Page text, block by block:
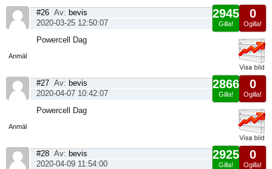
Anmäl
0
Ogilla!
2945
Gilla!
#26 Av: bevis
2020-03-25 12:50:07
Powercell Dag
Anmäl
0
Ogilla!
2866
Gilla!
#27 Av: bevis
2020-04-07 10:42:07
Powercell Dag
0
Ogilla!
2925
Gilla!
#28 Av: bevis
2020-04-09 11:54:00